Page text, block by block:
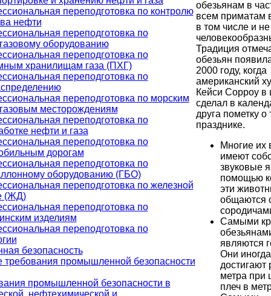
переподготовка по контролю
нефти
переподготовка по
оборудованию
переподготовка по
хранилищам газа (ПХГ)
переподготовка по
переподготовка по морским
месторождениям
переподготовка по
нефти и газа
переподготовка по
дорогам
переподготовка по
оборудованию (ГБО)
переподготовка по железной
(ЖД)
переподготовка по
изделиям
переподготовка по
безопасность
промышленной безопасности
промышленной безопасности в
нефтехимической и
обезьянам в
всем приматам
в том числе и не
Традиция
обезьян
2000 году, когда
американский
Кейси Сорроу в
сделал в
друга пометку о
празднике.
Многие их
имеют
звуковые
помощью
эти
общаются
Самыми
являются
Они иногда
достигают
метра при
плеч в